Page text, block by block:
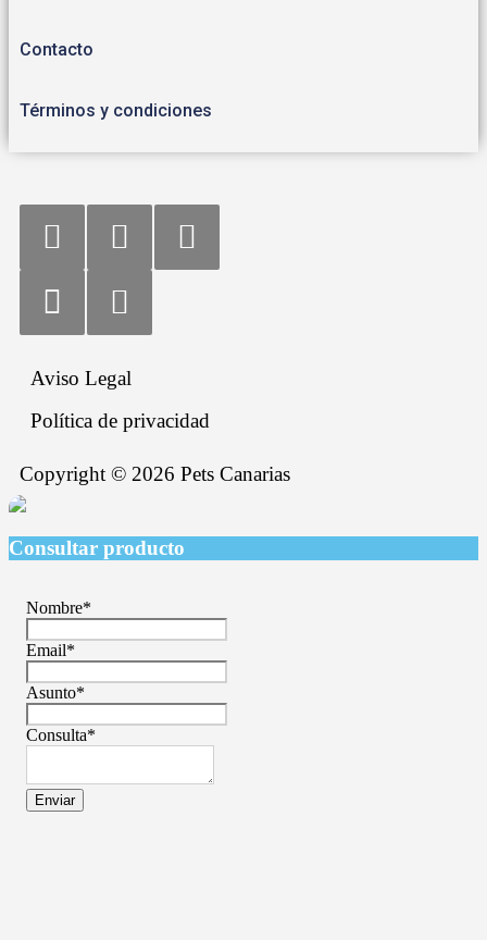
Contacto
Términos y condiciones
Copyright © 2026 Pets Canarias
Aviso Legal
Política de privacidad
Consultar producto
Nombre*
Email*
Asunto*
Consulta*
Enviar